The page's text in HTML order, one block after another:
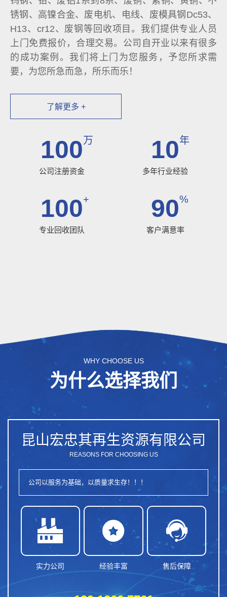
锈钢、高镍合金、废电机、电线、废模具钢Dc53、
H13、cr12、废钢等回收项目。我们提供专业人员
上门免费报价，合理交易。公司自开业以来有很多
的成功案例。我们将上门为您服务，予您所求需
要，为您所急而急，所乐而乐！
了解更多 +
100万
公司注册资金
10年
多年行业经验
100+
专业回收团队
90%
客户满意率
WHY CHOOSE US
为什么选择我们
昆山宏忠其再生资源有限公司
REASONS FOR CHOOSING US
公司以服务为基础，以质量求生存！！！

实力公司

经验丰富

售后保障